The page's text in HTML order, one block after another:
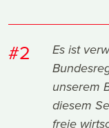
#2
Es ist
unserem
diesem
freie